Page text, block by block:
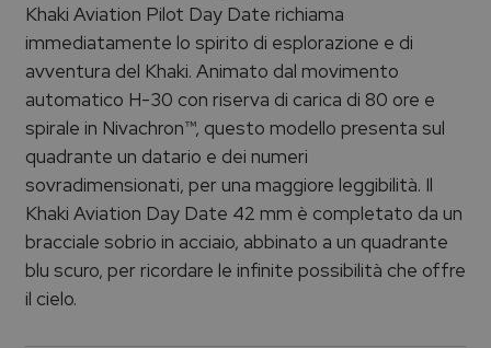
Khaki Aviation Pilot Day Date richiama
immediatamente lo spirito di esplorazione e di
avventura del Khaki. Animato dal movimento
automatico H-30 con riserva di carica di 80 ore e
spirale in Nivachron™, questo modello presenta sul
quadrante un datario e dei numeri
sovradimensionati, per una maggiore leggibilità. Il
Khaki Aviation Day Date 42 mm è completato da un
bracciale sobrio in acciaio, abbinato a un quadrante
blu scuro, per ricordare le infinite possibilità che offre
il cielo.